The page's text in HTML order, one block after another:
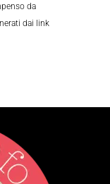
da
dai link